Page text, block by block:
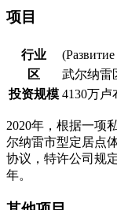
项目
行业
区
武尔纳雷
投资规模 4130万卢
2020年，根据一项
尔纳雷市型定居点
协议，特许公司规
年。